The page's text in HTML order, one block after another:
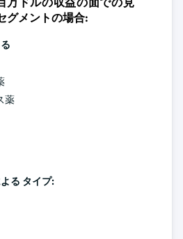
グメントの場合:
薬
る タイプ: